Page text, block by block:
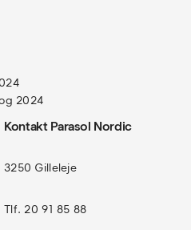
2024
Kontakt Parasol Nordic
3250 Gilleleje
Tlf. 20 91 85 88